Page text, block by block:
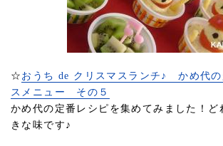
☆ おうち de クリスマスランチ♪ かめ代の
スメニュー その５
かめ代の定番レシピを集めてみました！ど
きな味です♪